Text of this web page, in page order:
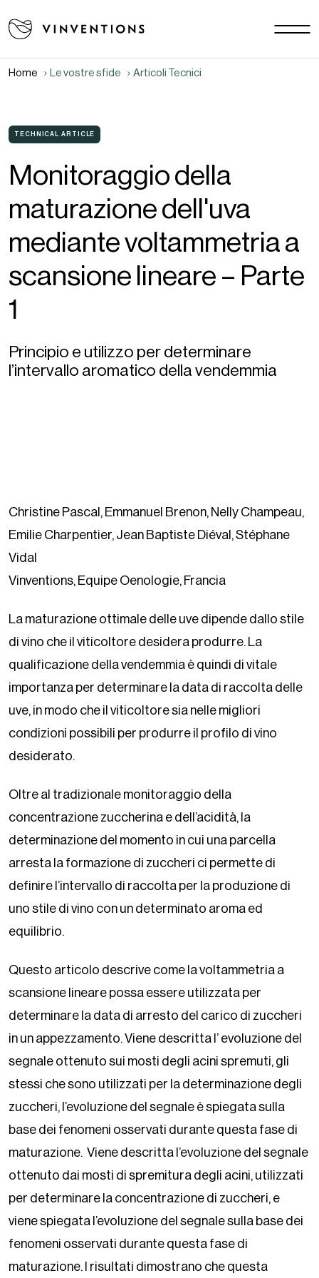
Le nostre soluzioni
Le vostre sfide
Contatti
Lavora con noi
Download area
Notizie
FAQ
Home Le vostre sfide Articoli Tecnici
TECHNICAL ARTICLE
Monitoraggio della
maturazione dell'uva
mediante voltammetria a
scansione lineare – Parte
1
Principio e utilizzo per determinare
l’intervallo aromatico della vendemmia
Christine Pascal, Emmanuel Brenon, Nelly Champeau,
Emilie Charpentier, Jean Baptiste Diéval, Stéphane
Vidal
Vinventions, Equipe Oenologie, Francia
La maturazione ottimale delle uve dipende dallo stile
di vino che il viticoltore desidera produrre. La
qualificazione della vendemmia è quindi di vitale
importanza per determinare la data di raccolta delle
uve, in modo che il viticoltore sia nelle migliori
condizioni possibili per produrre il profilo di vino
desiderato.
Oltre al tradizionale monitoraggio della
concentrazione zuccherina e dell’acidità, la
determinazione del momento in cui una parcella
arresta la formazione di zuccheri ci permette di
definire l’intervallo di raccolta per la produzione di
uno stile di vino con un determinato aroma ed
equilibrio.
Questo articolo descrive come la voltammetria a
scansione lineare possa essere utilizzata per
determinare la data di arresto del carico di zuccheri
in un appezzamento. Viene descritta l’ evoluzione del
segnale ottenuto sui mosti degli acini spremuti, gli
stessi che sono utilizzati per la determinazione degli
zuccheri, l’evoluzione del segnale è spiegata sulla
base dei fenomeni osservati durante questa fase di
maturazione. Viene descritta l’evoluzione del segnale
ottenuto dai mosti di spremitura degli acini, utilizzati
per determinare la concentrazione di zuccheri, e
viene spiegata l’evoluzione del segnale sulla base dei
fenomeni osservati durante questa fase di
maturazione. I risultati dimostrano che questa